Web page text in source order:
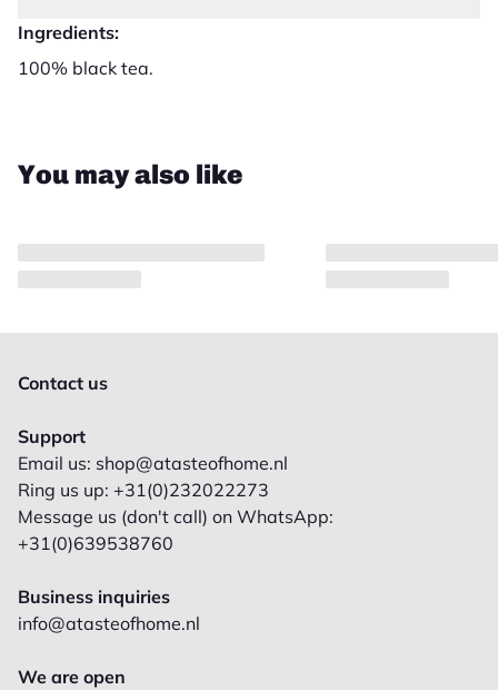
Ingredients:
100% black tea.
Sluiten
You may also like
Contact us
Support
Email us: shop@atasteofhome.nl
Ring us up: +31(0)232022273
Message us (don't call) on WhatsApp:
+31(0)639538760
Business inquiries
info@atasteofhome.nl
We are open